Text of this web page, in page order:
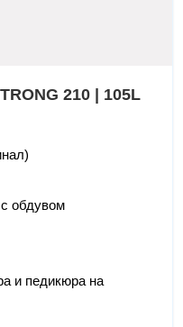
210 | 105L
обдувом
и педикюра на